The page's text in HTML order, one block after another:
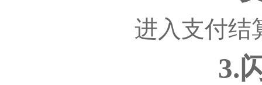
进入支付结
3.